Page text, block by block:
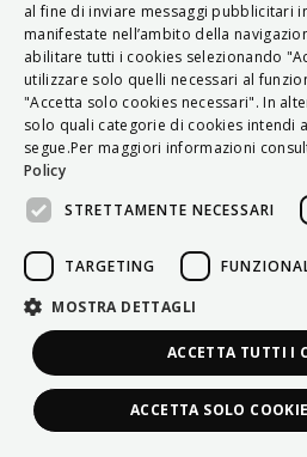
al fine di inviare messaggi pubblicitari
manifestate nell’ambito della
abilitare tutti i cookies selezionando
utilizzare solo quelli necessari al
"Accetta solo cookies necessari". In
solo quali categorie di cookies intendi
segue.Per maggiori informazioni
Policy
STRETTAMENTE NECESSARI
TARGETING
MOSTRA DETTAGLI
ACCETTA TUTTI I
ACCETTA SOLO